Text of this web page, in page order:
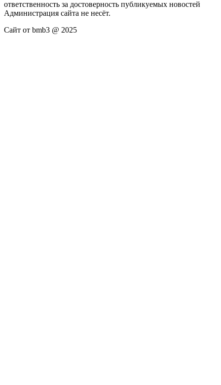
ответственность за достоверность публикуемых новостей
Администрация сайта не несёт.
Сайт от bmb3 @ 2025